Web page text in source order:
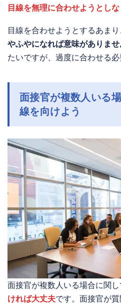
目線を無理に合わせようとし
目線を合わせようとするあまり
やふやになれば意味がありませ
たいですが、過度に合わせる必
面接官が複数人いる
線を向けよう
面接官が複数人いる場合に関し
ければ大丈夫です。面接官が